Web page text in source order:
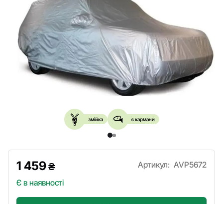
змійка є кармани
1 459₴
Є в наявності
Артикул: AVP5672